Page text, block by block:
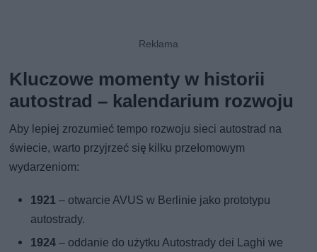
Kluczowe momenty w historii
autostrad – kalendarium rozwoju
Aby lepiej zrozumieć tempo rozwoju sieci autostrad na
świecie, warto przyjrzeć się kilku przełomowym
wydarzeniom:
1921 – otwarcie AVUS w Berlinie jako prototypu
autostrady.
1924 – oddanie do użytku Autostrady dei Laghi we